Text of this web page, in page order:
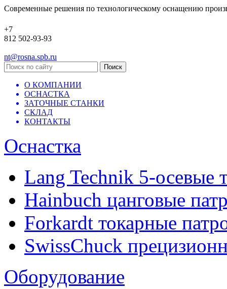
Современные решения по технологическому оснащению
+7
812 502-93-93
nt@rosna.spb.ru
О КОМПАНИИ
ОСНАСТКА
ЗАТОЧНЫЕ СТАНКИ
СКЛАД
КОНТАКТЫ
Оснастка
Lang Technik 5-осевые
Hainbuch цанговые
Forkardt токарные
SwissChuck
Оборудование